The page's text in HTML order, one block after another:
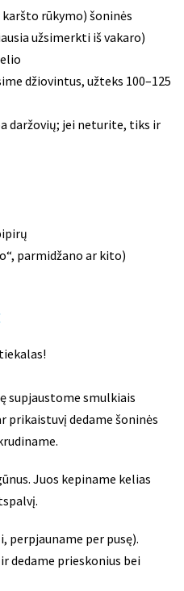
rūkymo) šoninės
užsimerkti iš vakaro)
džiovintus, užteks 100–125
daržovių; jei neturite, tiks ir
parmidžano ar kito)
supjaustome smulkiais
prikaistuvį dedame šoninės
Juos kepiname kelias
perpjauname per pusę).
dedame prieskonius bei